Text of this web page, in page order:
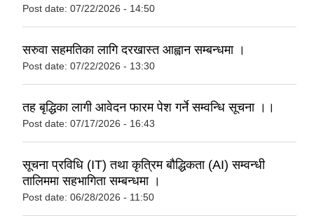
Post date: 07/22/2026 - 14:50
सरुवा सहमतिका लागि दरखास्त आह्वान सम्बन्धमा ।
Post date: 07/22/2026 - 13:30
तह बृद्धिका लागी आवेदन फारम पेश गर्ने सम्वन्धि सूचना ।।
Post date: 07/17/2026 - 16:43
सूचना प्रविधि (IT) तथा कृत्रिम बौद्धिकता (AI) सम्वन्धी
तालिममा सहभागिता सम्बन्धमा ।
Post date: 06/28/2026 - 11:50